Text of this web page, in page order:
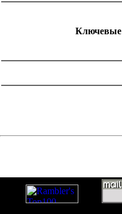
Ключевые